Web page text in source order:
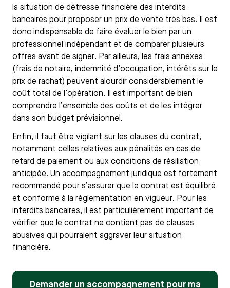
la situation de détresse financière des interdits
bancaires pour proposer un prix de vente très bas. Il est
donc indispensable de faire évaluer le bien par un
professionnel indépendant et de comparer plusieurs
offres avant de signer. Par ailleurs, les frais annexes
(frais de notaire, indemnité d’occupation, intérêts sur le
prix de rachat) peuvent alourdir considérablement le
coût total de l’opération. Il est important de bien
comprendre l’ensemble des coûts et de les intégrer
dans son budget prévisionnel.
Enfin, il faut être vigilant sur les clauses du contrat,
notamment celles relatives aux pénalités en cas de
retard de paiement ou aux conditions de résiliation
anticipée. Un accompagnement juridique est fortement
recommandé pour s’assurer que le contrat est équilibré
et conforme à la réglementation en vigueur. Pour les
interdits bancaires, il est particulièrement important de
vérifier que le contrat ne contient pas de clauses
abusives qui pourraient aggraver leur situation
financière.
Demander un accompagnement pour ma